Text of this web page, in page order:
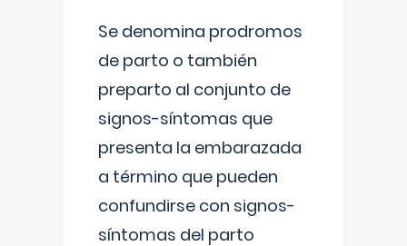
Se denomina prodromos
de parto o también
preparto al conjunto de
signos-síntomas que
presenta la embarazada
a término que pueden
confundirse con signos-
síntomas del parto